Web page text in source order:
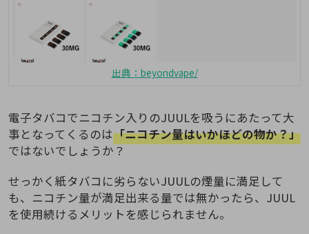
出典：beyondvape/
電子タバコでニコチン入りのJUULを吸うにあたって大
事となってくるのは「ニコチン量はいかほどの物か？」
ではないでしょうか？
せっかく紙タバコに劣らないJUULの煙量に満足して
も、ニコチン量が満足出来る量では無かったら、JUUL
を使用続けるメリットを感じられません。